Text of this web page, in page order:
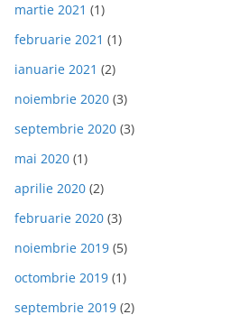
martie 2021 (1)
februarie 2021 (1)
ianuarie 2021 (2)
noiembrie 2020 (3)
septembrie 2020 (3)
mai 2020 (1)
aprilie 2020 (2)
februarie 2020 (3)
noiembrie 2019 (5)
octombrie 2019 (1)
septembrie 2019 (2)